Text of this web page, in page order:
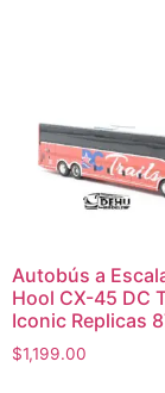
Autobús a
Hool CX-45 DC
Iconic Replicas
$1,199.00